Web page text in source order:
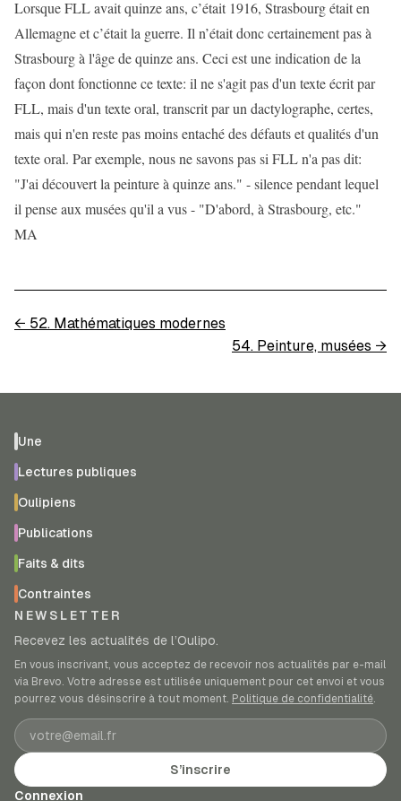
Lorsque FLL avait quinze ans, c’était 1916, Strasbourg était en
Allemagne et c’était la guerre. Il n’était donc certainement pas à
Strasbourg à l'âge de quinze ans. Ceci est une indication de la
façon dont fonctionne ce texte: il ne s'agit pas d'un texte écrit par
FLL, mais d'un texte oral, transcrit par un dactylographe, certes,
mais qui n'en reste pas moins entaché des défauts et qualités d'un
texte oral. Par exemple, nous ne savons pas si FLL n'a pas dit:
"J'ai découvert la peinture à quinze ans." - silence pendant lequel
il pense aux musées qu'il a vus - "D'abord, à Strasbourg, etc."
MA
← 52. Mathématiques modernes
54. Peinture, musées →
Une
Lectures publiques
Oulipiens
Publications
Faits & dits
Contraintes
NEWSLETTER
Recevez les actualités de l’Oulipo.
En vous inscrivant, vous acceptez de recevoir nos actualités par e-mail
via Brevo. Votre adresse est utilisée uniquement pour cet envoi et vous
pourrez vous désinscrire à tout moment. Politique de confidentialité.
Adresse e-mail
S’inscrire
Connexion